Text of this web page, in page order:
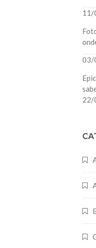
11/
03/
22/